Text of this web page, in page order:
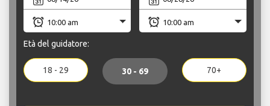
Età del guidatore:
18 - 29 30 - 69 70+